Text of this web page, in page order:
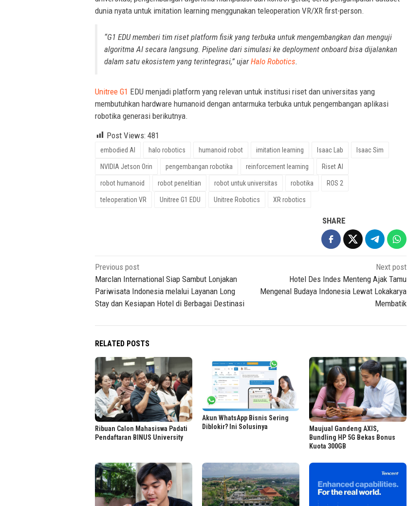
dunia nyata untuk imitation learning menggunakan teleoperation VR/XR first-person.
“G1 EDU memberi tim riset platform fisik yang terbuka untuk mengembangkan dan menguji
algoritma AI secara langsung. Pipeline dari simulasi ke deployment onboard bisa dijalankan
dalam satu ekosistem yang terintegrasi,” ujarHalo Robotics.
Unitree G1 EDU menjadi platform yang relevan untuk institusi riset dan universitas yang
membutuhkan hardware humanoid dengan antarmuka terbuka untuk pengembangan aplikasi
robotika generasi berikutnya.
Post Views: 481
embodied AI halo robotics humanoid robot imitation learning Isaac Lab Isaac Sim
NVIDIA Jetson Orin pengembangan robotika reinforcement learning Riset AI
robot humanoid robot penelitian robot untuk universitas robotika ROS 2
teleoperation VR Unitree G1 EDU Unitree Robotics XR robotics
SHARE
Post
navigation
Previous post
Marclan International Siap Sambut Lonjakan
Pariwisata Indonesia melalui Layanan Long
Stay dan Kesiapan Hotel di Berbagai Destinasi
Next post
Hotel Des Indes Menteng Ajak Tamu
Mengenal Budaya Indonesia Lewat Lokakarya
Membatik
RELATED POSTS
Ribuan Calon Mahasiswa Padati
Pendaftaran BINUS University
Akun WhatsApp Bisnis Sering
Diblokir? Ini Solusinya
Maujual Gandeng AXIS,
Bundling HP 5G Bekas Bonus
Kuota 300GB